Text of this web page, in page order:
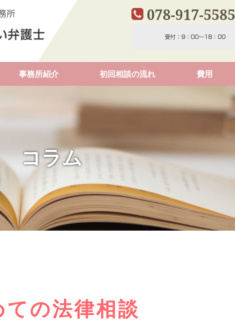
078-917-5585
事務所紹介 初回相談の流れ 費用
コラム
ての法律相談